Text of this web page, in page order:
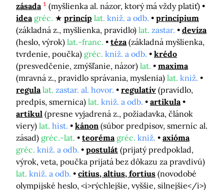
zásada 1 (myšlienka al. názor, ktorý má vždy platiť)
idea gréc. princíp lat. kniž. a odb.
princípium
(základná z., myšlienka, pravidlo) lat. zastar.
devíza
(heslo, výrok) lat.-franc. téza (základná myšlienka,
tvrdenie, poučka) gréc. kniž. a odb.
krédo
(presvedčenie, zmýšľanie, názor) lat.
maxima
(mravná z., pravidlo správania, myslenia) lat. kniž.
regula lat. zastar. al. hovor. regulatív (pravidlo,
predpis, smernica) lat. kniž. a odb.
artikula
artikul (presne vyjadrená z., požiadavka, článok
viery) lat. hist. kánon (súbor predpisov, smerníc al.
zásad) gréc.-lat. teoréma gréc. kniž.
axióma
gréc. kniž. a odb. postulát (prijatý predpoklad,
výrok, veta, poučka prijatá bez dôkazu za pravdivú)
lat. kniž. a odb. citius, altius, fortius (novodobé
olympijské heslo, <i>rýchlejšie, vyššie, silnejšie</i>)